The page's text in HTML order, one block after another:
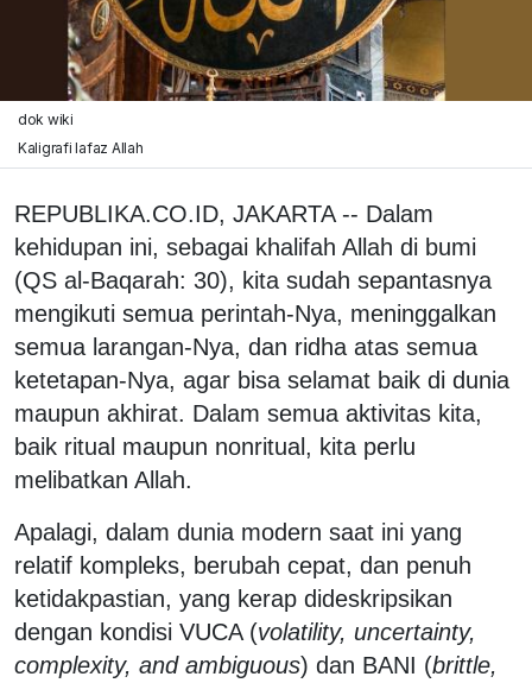
dok wiki
Kaligrafi lafaz Allah
REPUBLIKA.CO.ID, JAKARTA -- Dalam
kehidupan ini, sebagai khalifah Allah di bumi
(QS al-Baqarah: 30), kita sudah sepantasnya
mengikuti semua perintah-Nya, meninggalkan
semua larangan-Nya, dan ridha atas semua
ketetapan-Nya, agar bisa selamat baik di dunia
maupun akhirat. Dalam semua aktivitas kita,
baik ritual maupun nonritual, kita perlu
melibatkan Allah.
Apalagi, dalam dunia modern saat ini yang
relatif kompleks, berubah cepat, dan penuh
ketidakpastian, yang kerap dideskripsikan
dengan kondisi VUCA (volatility, uncertainty,
complexity, and ambiguous) dan BANI (brittle,